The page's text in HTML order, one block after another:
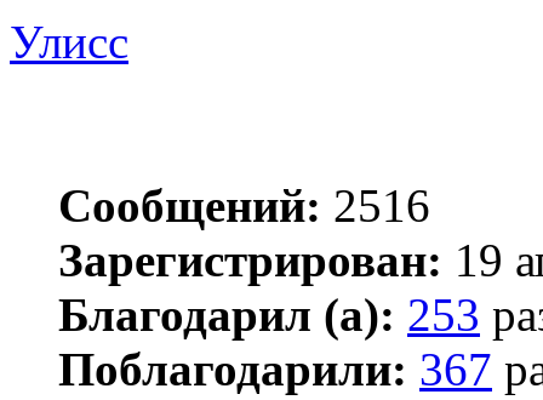
Улисс
Сообщений: 2516
Зарегистрирован: 19
Благодарил (а): 253
Поблагодарили: 367